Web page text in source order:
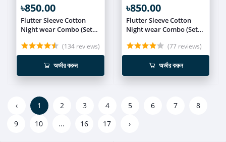
৳850.00
Flutter Sleeve Cotton
Night wear Combo (Set
(134 reviews)
অর্ডার করুন
৳850.00
Flutter Sleeve Cotton
Night wear Combo (Set
(77 reviews)
অর্ডার করুন
‹ 1 2 3 4 5 6 7
8
9
10 ... 16 17 ›